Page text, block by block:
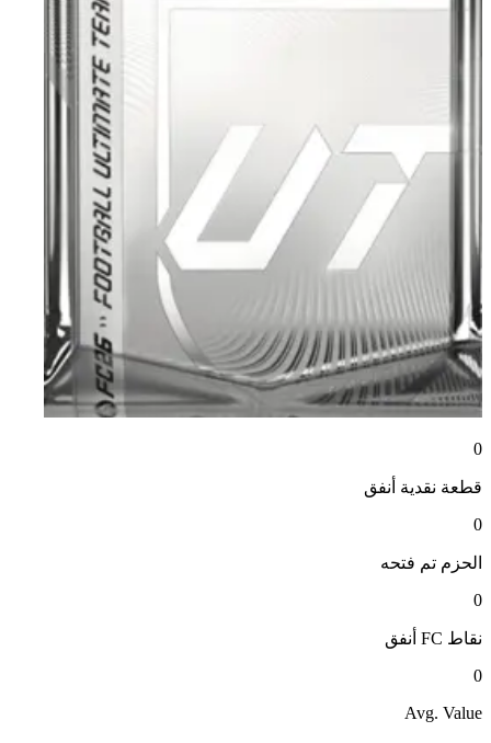
0
قطعة نقدية أنفق
0
الحزم تم فتحه
0
نقاط FC
أنفق
0
Avg. Value